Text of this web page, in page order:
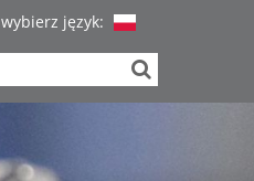
wybierz język: